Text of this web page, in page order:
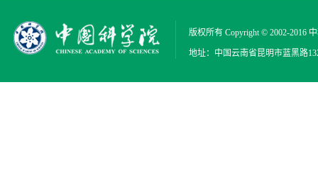
版权所有 Copyright © 2002-2016
地址：中国云南省昆明市蓝黑路